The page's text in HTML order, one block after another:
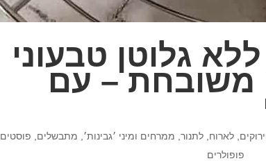
גלוטן טבעוני
משובחת – עם
,לארוח ,לתנור ממרחים ומיני ׳גבינות׳ מתבשלים
פוסטים
פופולרים